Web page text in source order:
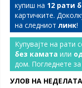
купиш на 12 рати
картичките.
на следниот линк!
Купувајте на рати
без камата или
дом. Погледнете
УЛОВ НА